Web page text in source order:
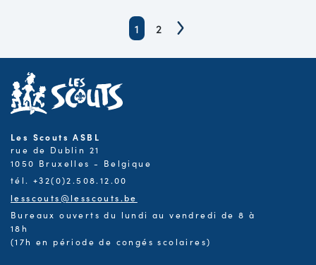
1 2
Les Scouts ASBL
rue de Dublin 21
1050 Bruxelles - Belgique
tél. +32(0)2.508.12.00
lesscouts@lesscouts.be
Bureaux ouverts du lundi au vendredi de 8 à
18h
(17h en période de congés scolaires)